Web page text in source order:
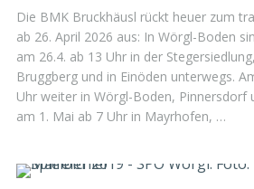
Die BMK Bruckhäusl rückt heuer zum
ab 26. April 2026 aus: In Wörgl-Boden
am 26.4. ab 13 Uhr in der
Bruggberg und in Einöden unterwegs.
Uhr weiter in Wörgl-Boden, Pinnersdorf
am 1. Mai ab 7 Uhr in Mayrhofen, …